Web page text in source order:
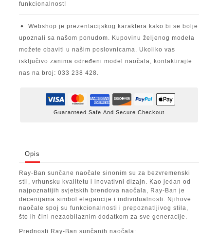
funkcionalnost!
Webshop je prezentacijskog karaktera kako bi se bolje
upoznali sa našom ponudom. Kupovinu željenog modela
možete obaviti u našim poslovnicama. Ukoliko vas
isključivo zanima određeni model naočala, kontaktirajte
nas na broj: 033 238 428.
Guaranteed Safe And Secure Checkout
Opis
Ray-Ban sunčane naočale sinonim su za bezvremenski
stil, vrhunsku kvalitetu i inovativni dizajn. Kao jedan od
najpoznatijih svjetskih brendova naočala, Ray-Ban je
decenijama simbol elegancije i individualnosti. Njihove
naočale spoj su funkcionalnosti i prepoznatljivog stila,
što ih čini nezaobilaznim dodatkom za sve generacije.
Prednosti Ray-Ban sunčanih naočala: